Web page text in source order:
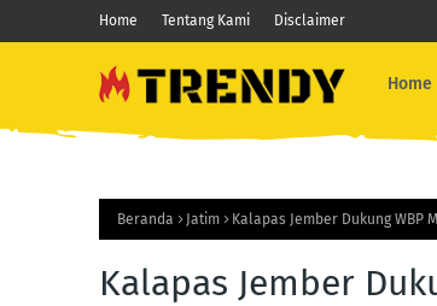
Home Tentang Kami Disclaimer
Home
Beranda Jatim Kalapas Jember Dukung
Kalapas Jember